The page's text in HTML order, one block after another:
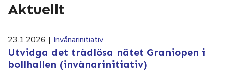
Aktuellt
23.1.2026 | Invånarinitiativ
Utvidga det trådlösa nätet Graniopen i
bollhallen (invånarinitiativ)